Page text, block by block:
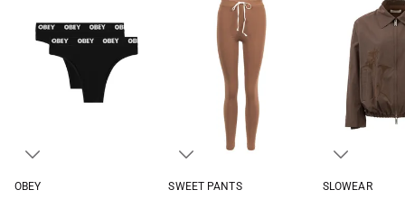
OBEY
SWEET PANTS
SLOWEAR